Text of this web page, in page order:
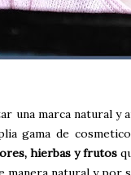
una marca natural y
gama de
hierbas y frutos